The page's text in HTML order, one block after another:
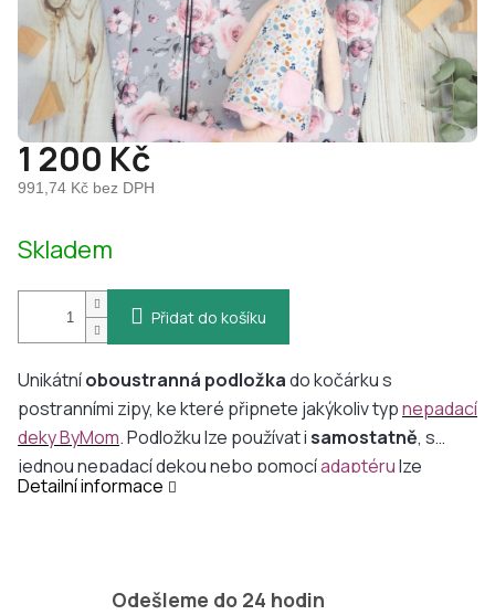
1 200 Kč
991,74 Kč bez DPH
cena:
Skladem
Přidat do košíku
Unikátníoboustranná podložkado kočárku s
postranními zipy, ke které připnete jakýkoliv typnepadací
deky ByMom. Podložku lze používat isamostatně, s
jednou nepadací dekou nebo pomocíadaptérulze
připevnit dvě nepadací deky naráz!
Detailní informace
Odešleme do 24 hodin